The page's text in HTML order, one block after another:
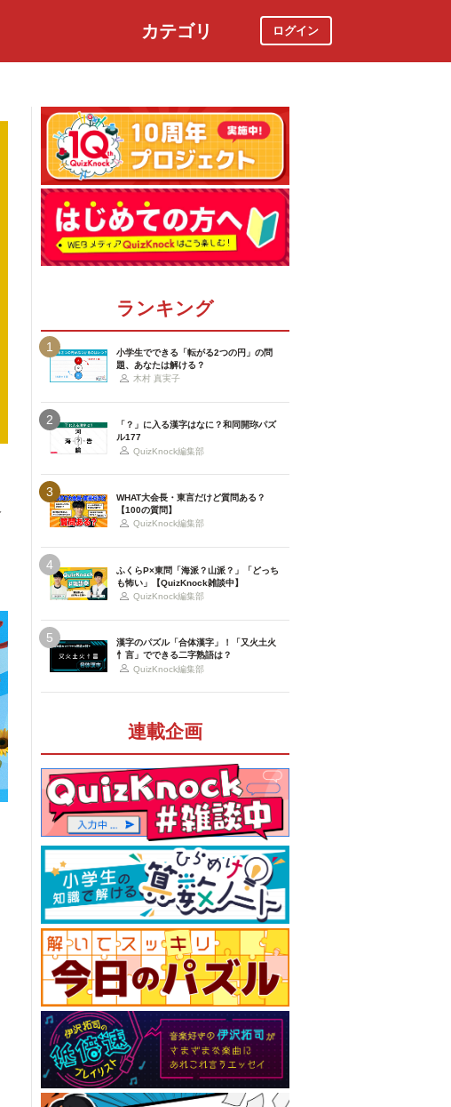
カテゴリ ログイン
ランキング
1
小学生でできる「転がる2つの円」の問
題、あなたは解ける？
木村 真実子
2
「？」に入る漢字はなに？和同開珎パズ
ル177
QuizKnock編集部
3
WHAT大会長・東言だけど質問ある？
【100の質問】
QuizKnock編集部
4
ふくらP×東問「海派？山派？」「どっち
も怖い」【QuizKnock雑談中】
QuizKnock編集部
5
漢字のパズル「合体漢字」！「又火土火
忄言」でできる二字熟語は？
QuizKnock編集部
連載企画